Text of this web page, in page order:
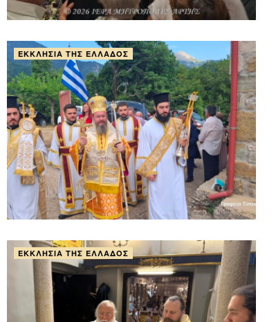
ΕΚΚΛΗΣΊΑ ΤΗΣ ΕΛΛΆΔΟΣ
ΕΚΚΛΗΣΊΑ ΤΗΣ ΕΛΛΆΔΟΣ